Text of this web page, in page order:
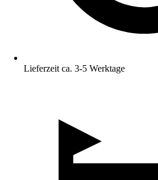
Lieferzeit ca. 3-5 Werktage